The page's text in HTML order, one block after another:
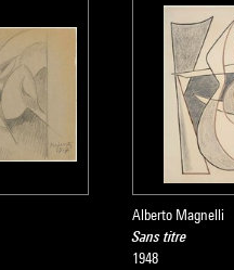
Collection
moderne
, sous la direction de
Alberto Magnelli
Sans titre
1948